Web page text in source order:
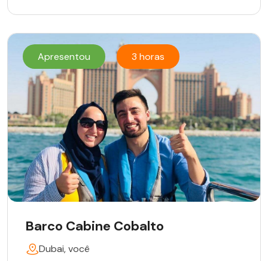
Apresentou 3 horas
Barco Cabine Cobalto
Dubai, você